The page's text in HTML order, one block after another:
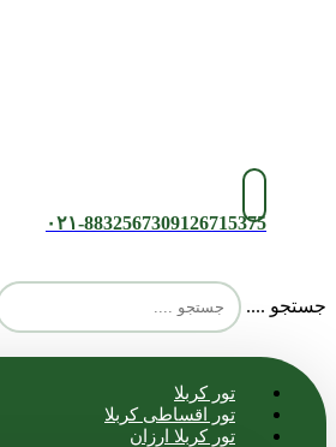
۰۲۱-8832567309126715375
جستجو ....
تور کربلا
تور اقساطی کربلا
تور کربلا ارزان